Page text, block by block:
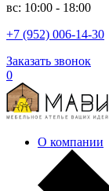
вс: 10:00 - 18:00
+7 (952) 006-14-30
Заказать звонок
0
О компании